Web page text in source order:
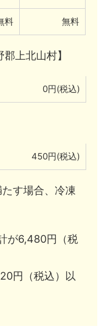
料 無料
上北山村】
0円(税込)
450円(税込)
す場合、冷凍
が6,480円（税
円（税込）以